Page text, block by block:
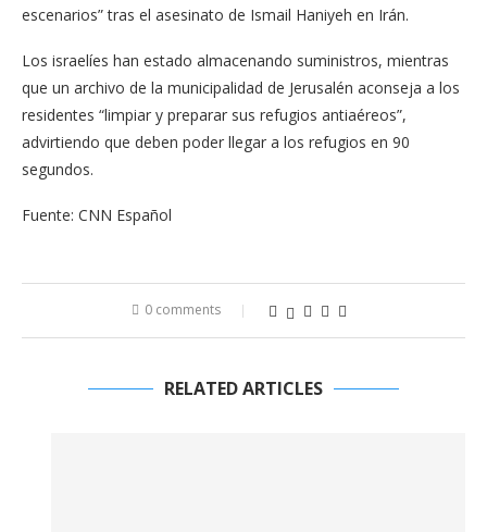
escenarios” tras el asesinato de Ismail Haniyeh en Irán.
Los israelíes han estado almacenando suministros, mientras
que un archivo de la municipalidad de Jerusalén aconseja a los
residentes “limpiar y preparar sus refugios antiaéreos”,
advirtiendo que deben poder llegar a los refugios en 90
segundos.
Fuente: CNN Español
0 comments
RELATED ARTICLES